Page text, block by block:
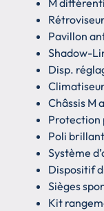
Pavillon
Shadow-
Disp.
Châssis M
Protection
Poli
Système
Dispositif
Sièges
Kit